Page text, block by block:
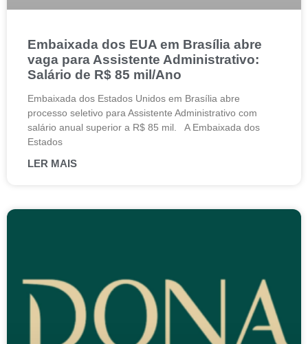
Embaixada dos EUA em Brasília abre
vaga para Assistente Administrativo:
Salário de R$ 85 mil/Ano
Embaixada dos Estados Unidos em Brasília abre
processo seletivo para Assistente Administrativo com
salário anual superior a R$ 85 mil. A Embaixada dos
Estados
LER MAIS